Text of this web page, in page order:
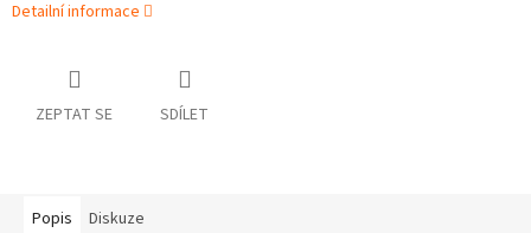
Detailní informace
ZEPTAT SE SDÍLET
Popis Diskuze